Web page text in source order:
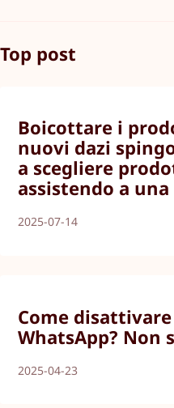
Top post
Boicottare i
nuovi dazi
a scegliere
assistendo a
2025-07-14
Come
WhatsApp? Non
2025-04-23